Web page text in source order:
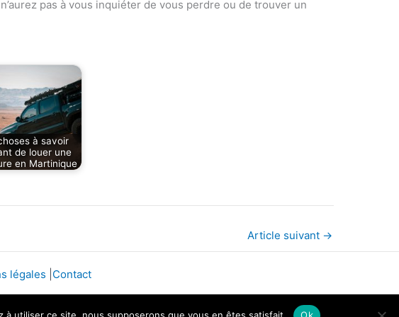
pas à vous inquiéter de vous perdre ou de trouver un
à savoir
de louer une
en Martinique
Article suivant →
légales Contact